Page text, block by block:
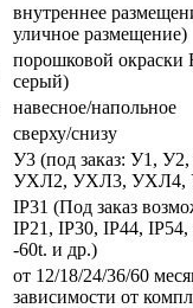
внутреннее
уличное размещение)
порошковой окраски
серый)
навесное/напольное
сверху/снизу
У3 (под заказ: У1,
УХЛ2, УХЛ3, УХЛ4,
IP31 (Под заказ
IP21, IP30, IP44, IP54,
-60t. и др.)
от 12/18/24/36/60
зависимости от